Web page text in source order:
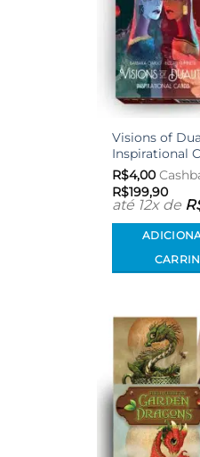
Visions of
Inspirational
R$4,00
R$199,90
até 12x de